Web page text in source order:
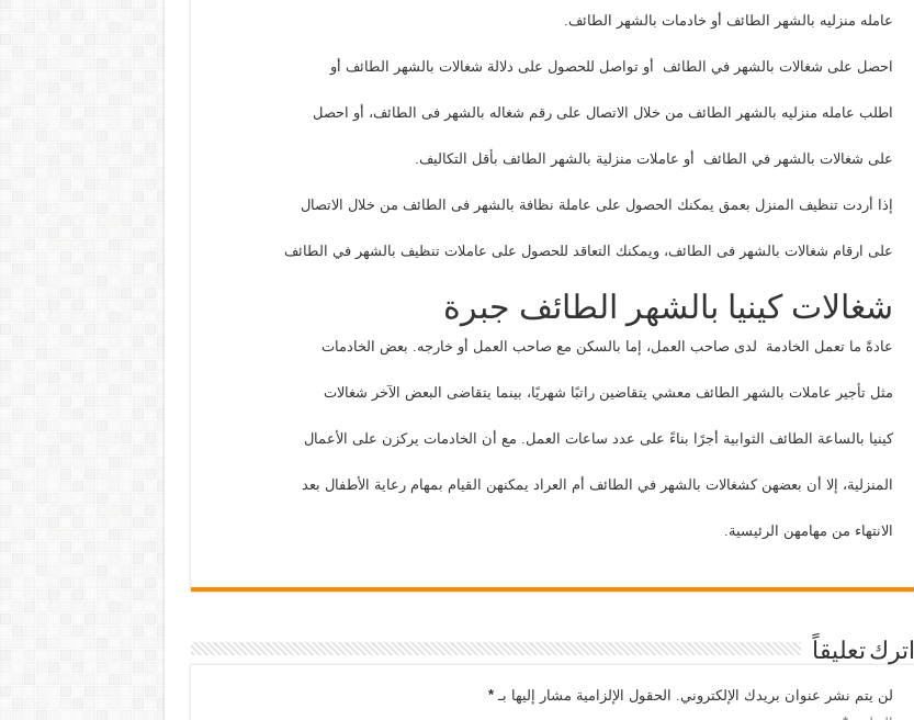
عامله منزليه بالشهر الطائف أو خادمات بالشهر الطائف.
احصل على شغالات بالشهر في الطائف أو تواصل للحصول على دلالة شغالات بالشهر الطائف أو
اطلب عامله منزليه بالشهر الطائف من خلال الاتصال على رقم شغاله بالشهر فى الطائف، أو احصل
على شغالات بالشهر في الطائف أو عاملات منزلية بالشهر الطائف بأقل التكاليف.
إذا أردت تنظيف المنزل بعمق يمكنك الحصول على عاملة نظافة بالشهر فى الطائف من خلال الاتصال
على ارقام شغالات بالشهر فى الطائف، ويمكنك التعاقد للحصول على عاملات تنظيف بالشهر في الطائف
شغالات كينيا بالشهر الطائف جبرة
عادةً ما تعمل الخادمة لدى صاحب العمل، إما بالسكن مع صاحب العمل أو خارجه. بعض الخادمات
مثل تأجير عاملات بالشهر الطائف معشي يتقاضين راتبًا شهريًا، بينما يتقاضى البعض الآخر شغالات
كينيا بالساعة الطائف الثوابية أجرًا بناءً على عدد ساعات العمل. مع أن الخادمات يركزن على الأعمال
المنزلية، إلا أن بعضهن كشغالات بالشهر في الطائف أم العراد يمكنهن القيام بمهام رعاية الأطفال بعد
الانتهاء من مهامهن الرئيسية.
اترك تعليقاً
لن يتم نشر عنوان بريدك الإلكتروني. الحقول الإلزامية مشار إليها بـ*